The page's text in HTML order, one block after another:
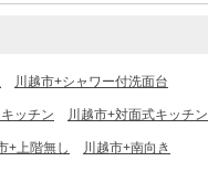
川越市+シャワー付洗面台
ッチン 川越市+対面式キッチン
+上階無し 川越市+南向き